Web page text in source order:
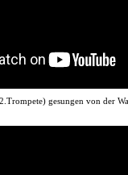
gesungen von der